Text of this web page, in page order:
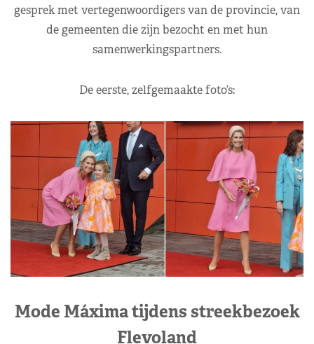
gesprek met vertegenwoordigers van de provincie, van
de gemeenten die zijn bezocht en met hun
samenwerkingspartners.
De eerste, zelfgemaakte foto’s:
Mode Máxima tijdens streekbezoek
Flevoland